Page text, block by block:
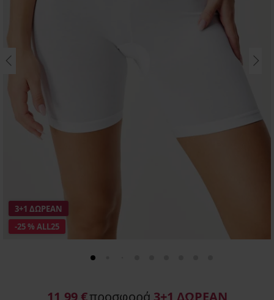
-25 % ALL25
3+1 ΔΩΡΕΑΝ
11,99 €προσφορά 3+1 ΔΩΡΕΑΝ